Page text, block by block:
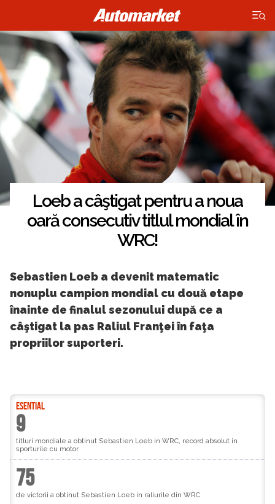
×
Loeb a câştigat pentru a noua
oară consecutiv titlul mondial în
WRC!
Sebastien Loeb a devenit matematic
nonuplu campion mondial cu două etape
înainte de finalul sezonului după ce a
câştigat la pas Raliul Franţei în faţa
propriilor suporteri.
ESENTIAL
9
titluri mondiale a obtinut Sebastien Loeb in WRC, record absolut in
sporturile cu motor
75
de victorii a obtinut Sebastien Loeb in raliurile din WRC